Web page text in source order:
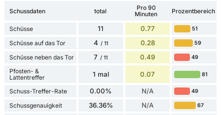
Schussdaten total
Pro 90
Minuten
Prozentbereich
Schüsse 11 0.77 51
Schüsse auf das Tor 4 / 11 0.28 59
Schüsse neben das Tor 7 / 11 0.49 49
Pfosten- &
Lattentreffer
1 mal 0.07 81
Schuss-Treffer-Rate 0.00% N/A 49
Schussgenauigkeit 36.36% N/A 67